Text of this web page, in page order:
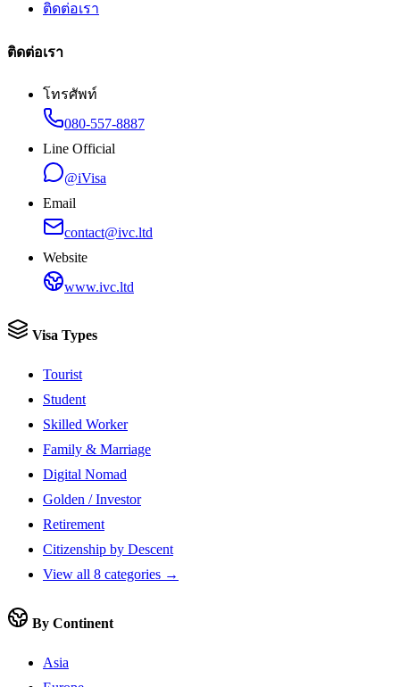
ติดต่อเรา
ติดต่อเรา
โทรศัพท์
080-557-8887
Line Official
@iVisa
Email
contact@ivc.ltd
Website
www.ivc.ltd
Visa Types
Tourist
Student
Skilled Worker
Family & Marriage
Digital Nomad
Golden / Investor
Retirement
Citizenship by Descent
View all 8 categories →
By Continent
Asia